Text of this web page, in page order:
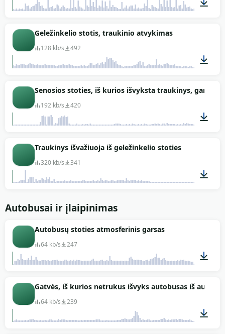
Geležinkelio stotis, traukinio atvykimas
128 kb/s 492
04:11
Senosios stoties, iš kurios išvyksta traukinys, garsas
192 kb/s 420
Traukinys išvažiuoja iš geležinkelio stoties
320 kb/s 341
Autobusai ir įlaipinimas
Autobusų stoties atmosferinis garsas
64 kb/s 247
01:56
Gatvės, iš kurios netrukus išvyks autobusas iš
64 kb/s 239